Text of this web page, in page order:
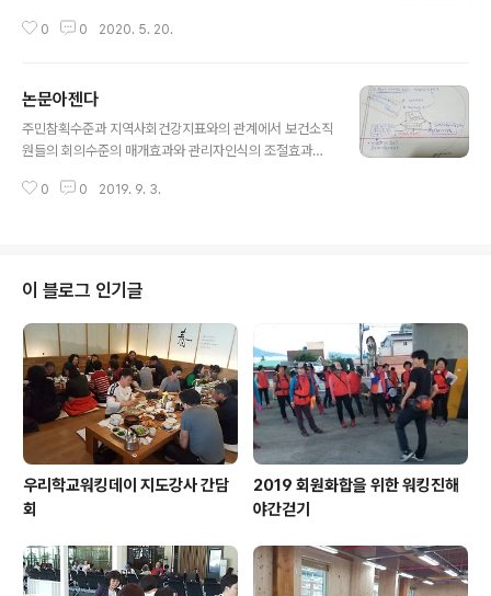
이려 노력했는데 그게 틀렸음을 이제서야 깨닫는다. 완성
아 간다. 깊이는 부족하지만 모두의 관점을 뒤집고 관심을
불러일으키는 주제라고 자부한다. 대한민국 공중보건의료
기관의 조직개발과.조직건강 수준을 업그레이드 시켜서 공
스를 제시 할 것이다. 개봉박두! 글. 건강마을제작소 박평문
0 0 2020. 5. 20.
논문아젠다
주민참획수준과 지역사회건강지표와의 관계에서 보건소직
원들의 회의수준의 매개효과와 관리자인식의 조절효과에
합건강증진사업 연계업무담당자 설문조사 3. 설문 데이타
0 0 2019. 9. 3.
이 블로그 인기글
우리학교워킹데이 지도강사 간담
회
2019 회원화합을 위한 워킹진해
야간걷기